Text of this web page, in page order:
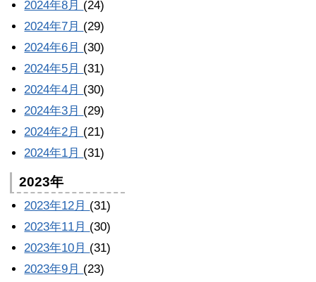
2024年8月 (24)
2024年7月 (29)
2024年6月 (30)
2024年5月 (31)
2024年4月 (30)
2024年3月 (29)
2024年2月 (21)
2024年1月 (31)
2023年
2023年12月 (31)
2023年11月 (30)
2023年10月 (31)
2023年9月 (23)